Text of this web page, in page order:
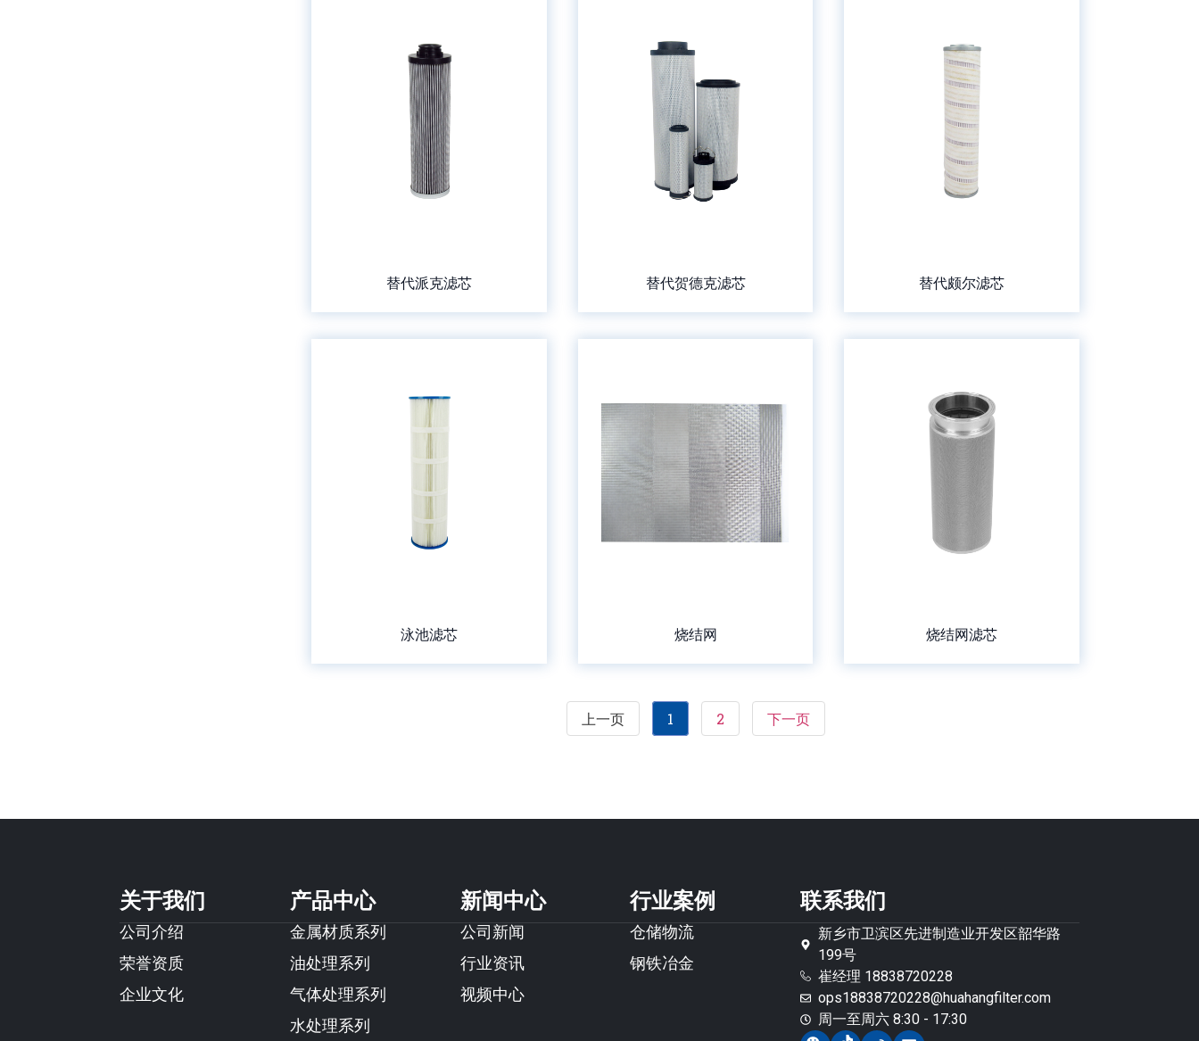
替代派克滤芯 替代贺德克滤芯 替代颇尔滤芯
泳池滤芯 烧结网 烧结网滤芯
上一页 1 2 下一页
关于我们
公司介绍
荣誉资质
企业文化
产品中心
金属材质系列
油处理系列
气体处理系列
水处理系列
新闻中心
公司新闻
行业资讯
视频中心
行业案例
仓储物流
钢铁冶金
联系我们
新乡市卫滨区先进制造业开发区韶华路
199号
崔经理 18838720228
ops18838720228@huahangfilter.com
周一至周六 8:30 - 17:30